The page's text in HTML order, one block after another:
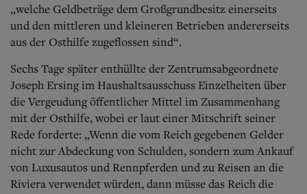
„welche Geldbeträge dem Großgrundbesitz einerseits
und den mittleren und kleineren Betrieben andererseits
aus der Osthilfe zugeflossen sind“.
Sechs Tage später enthüllte der Zentrumsabgeordnete
Joseph Ersing im Haushaltsausschuss Einzelheiten über
die Vergeudung öffentlicher Mittel im Zusammenhang
mit der Osthilfe, wobei er laut einer Mitschrift seiner
Rede forderte: „Wenn die vom Reich gegebenen Gelder
nicht zur Abdeckung von Schulden, sondern zum Ankauf
von Luxusautos und Rennpferden und zu Reisen an die
Riviera verwendet würden, dann müsse das Reich die